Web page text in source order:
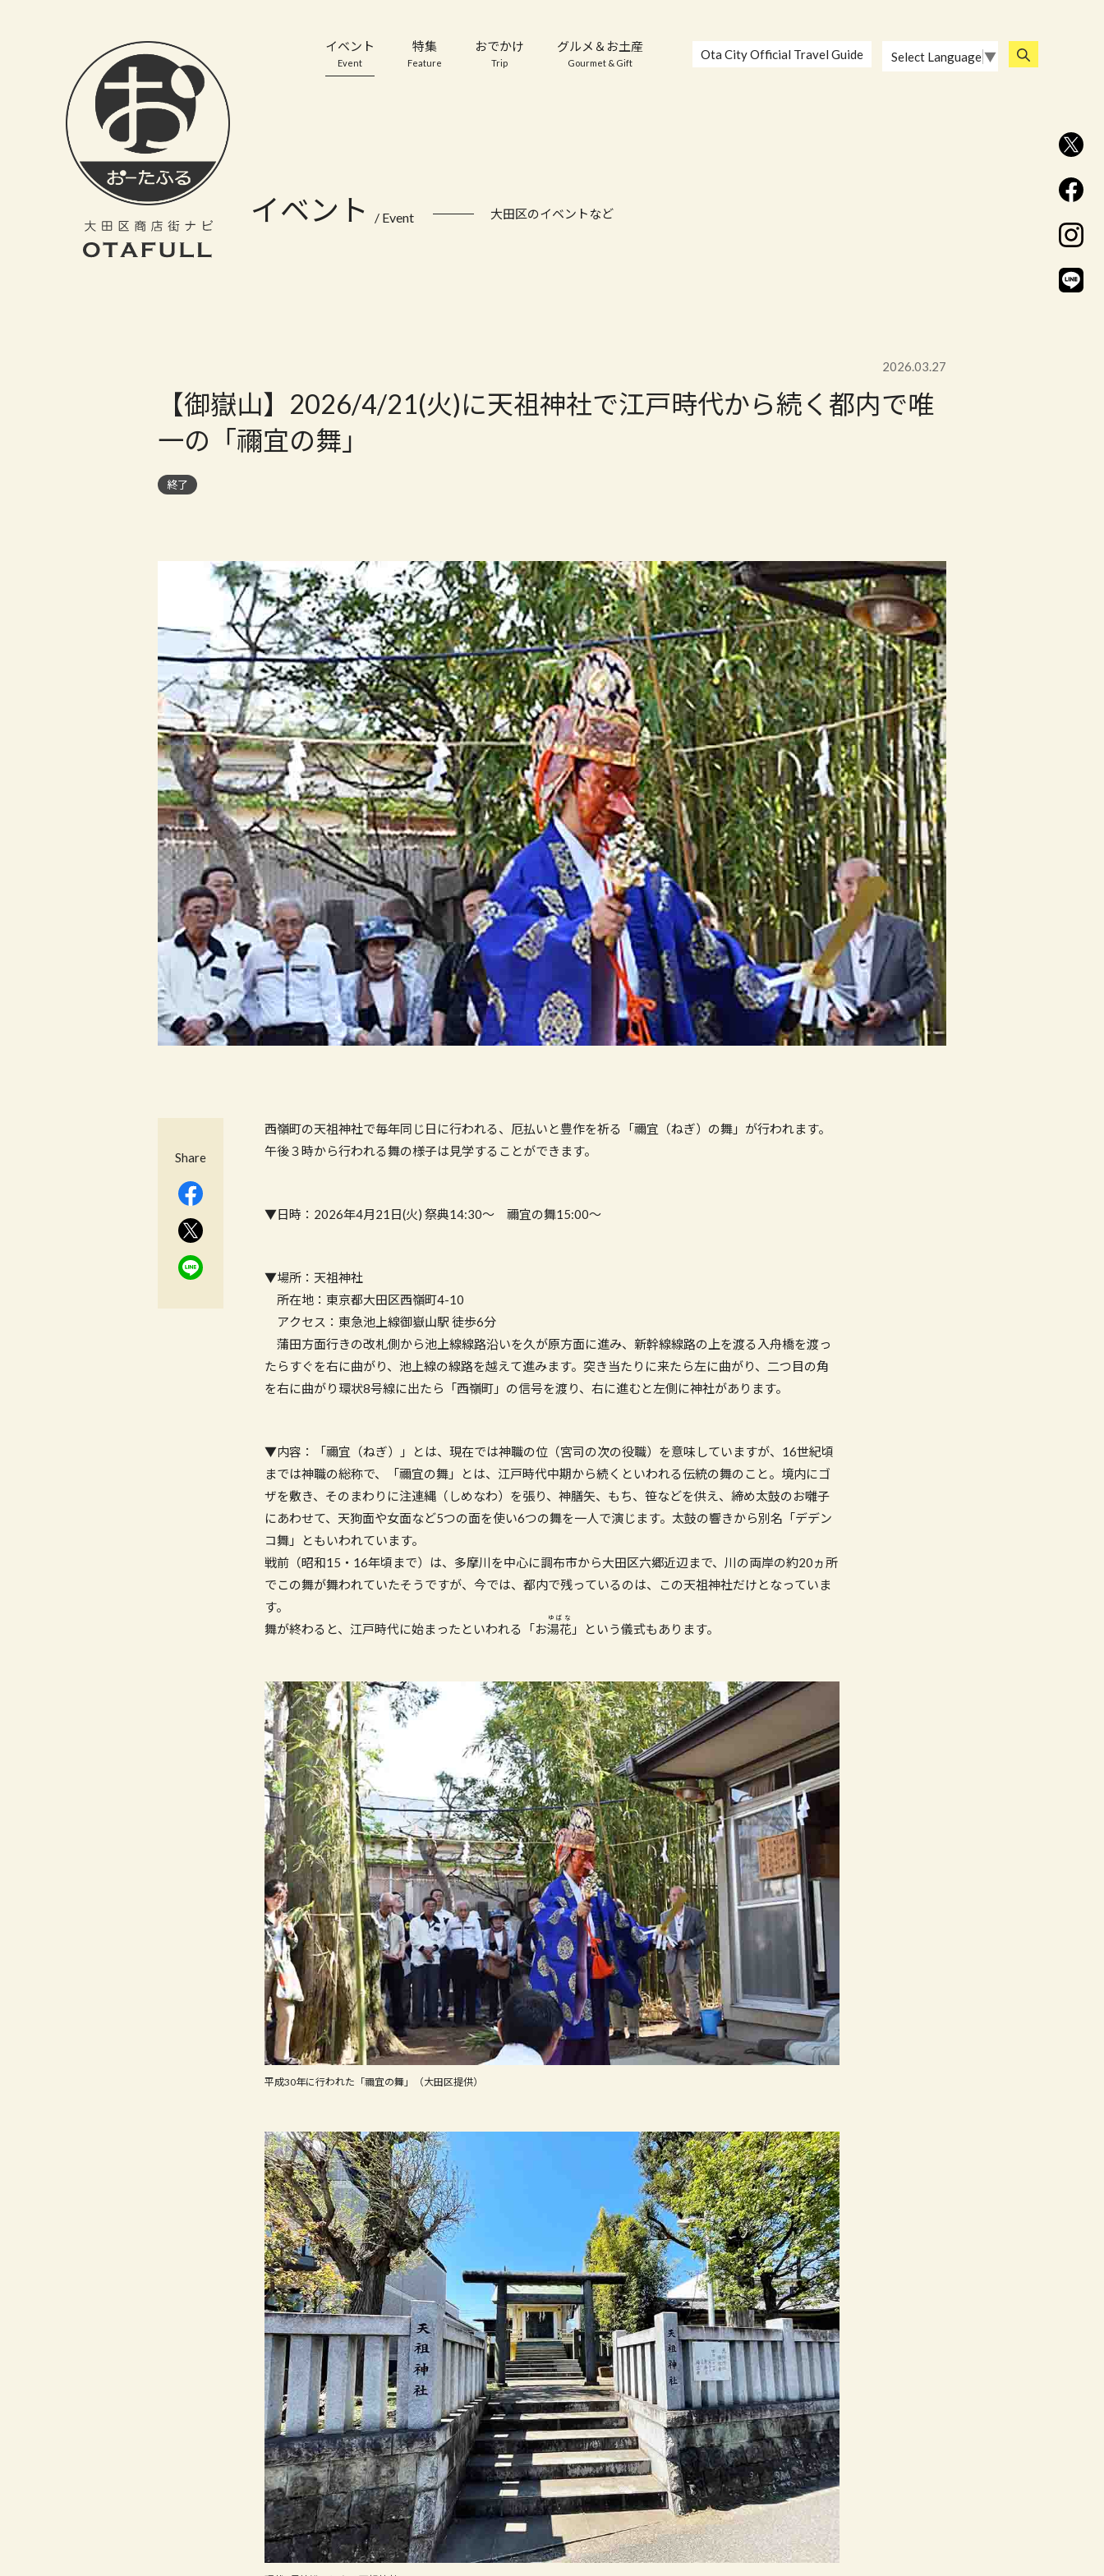
イベント
Event
特集
Feature
おでかけ
Trip
グルメ＆お土産
Gourmet & Gift
Ota City Official Travel Guide Select Language ▼
イベント / Event 大田区のイベントなど
2026.03.27
【御嶽山】2026/4/21(火)に天祖神社で江戸時代から続く都内で唯
一の「禰宜の舞」
終了
西嶺町の天祖神社で毎年同じ日に行われる、厄払いと豊作を祈る「禰宜（ねぎ）の舞」が行われます。
午後３時から行われる舞の様子は見学することができます。
▼日時：2026年4月21日(火) 祭典14:30〜 禰宜の舞15:00〜
▼場所：天祖神社
所在地：東京都大田区西嶺町4-10
アクセス：東急池上線御嶽山駅 徒歩6分
蒲田方面行きの改札側から池上線線路沿いを久が原方面に進み、新幹線線路の上を渡る入舟橋を渡っ
たらすぐを右に曲がり、池上線の線路を越えて進みます。突き当たりに来たら左に曲がり、二つ目の角
を右に曲がり環状8号線に出たら「西嶺町」の信号を渡り、右に進むと左側に神社があります。
▼内容：「禰宜（ねぎ）」とは、現在では神職の位（宮司の次の役職）を意味していますが、16世紀頃
までは神職の総称で、「禰宜の舞」とは、江戸時代中期から続くといわれる伝統の舞のこと。境内にゴ
ザを敷き、そのまわりに注連縄（しめなわ）を張り、神膳矢、もち、笹などを供え、締め太鼓のお囃子
にあわせて、天狗面や女面など5つの面を使い6つの舞を一人で演じます。太鼓の響きから別名「デデン
コ舞」ともいわれています。
戦前（昭和15・16年頃まで）は、多摩川を中心に調布市から大田区六郷近辺まで、川の両岸の約20ヵ所
でこの舞が舞われていたそうですが、今では、都内で残っているのは、この天祖神社だけとなっていま
す。
舞が終わると、江戸時代に始まったといわれる「お湯花
ゆばな
」という儀式もあります。
平成30年に行われた「禰宜の舞」（大田区提供）
Share